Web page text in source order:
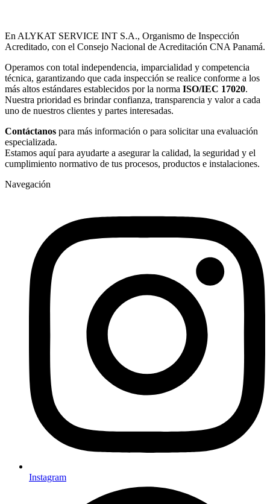
En ALYKAT SERVICE INT S.A., Organismo de Inspección
Acreditado, con el Consejo Nacional de Acreditación CNA Panamá.
Operamos con total independencia, imparcialidad y competencia
técnica, garantizando que cada inspección se realice conforme a los
más altos estándares establecidos por la norma ISO/IEC 17020.
Nuestra prioridad es brindar confianza, transparencia y valor a cada
uno de nuestros clientes y partes interesadas.
Contáctanos para más información o para solicitar una evaluación
especializada.
Estamos aquí para ayudarte a asegurar la calidad, la seguridad y el
cumplimiento normativo de tus procesos, productos e instalaciones.
Navegación
Instagram